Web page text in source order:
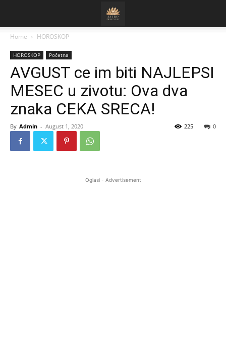
Home HOROSKOP
HOROSKOP Početna
AVGUST ce im biti NAJLEPSI
MESEC u zivotu: Ova dva
znaka CEKA SRECA!
By Admin - August 1, 2020 0
225
Oglasi - Advertisement